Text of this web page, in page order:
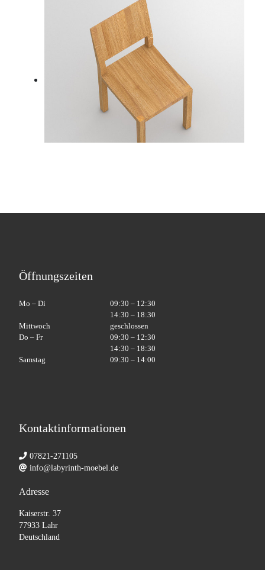
Öffnungszeiten
Mo – Di
09:30 – 12:30
14:30 – 18:30
Mittwoch
geschlossen
Do – Fr
09:30 – 12:30
14:30 – 18:30
Samstag
09:30 – 14:00
Kontaktinformationen
07821-271105
info@labyrinth-moebel.de
Adresse
Kaiserstr. 37
77933 Lahr
Deutschland